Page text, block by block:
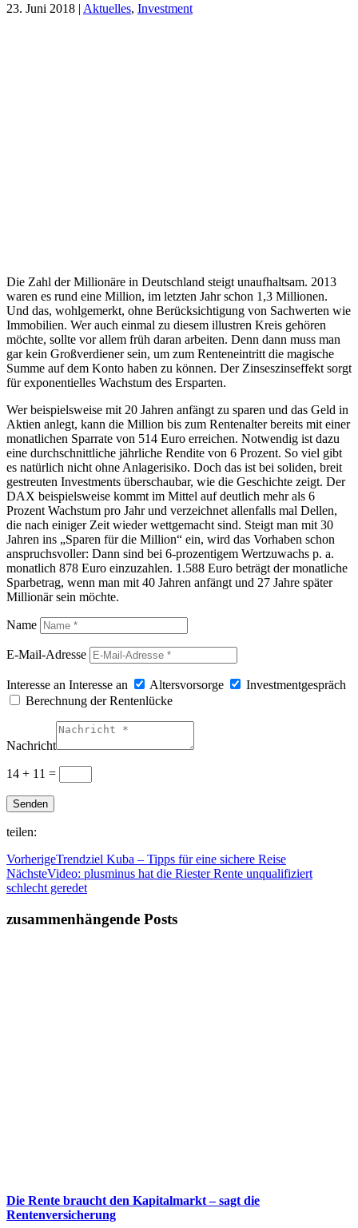
23. Juni 2018 | Aktuelles, Investment
Die Zahl der Millionäre in Deutschland steigt unaufhaltsam. 2013
waren es rund eine Million, im letzten Jahr schon 1,3 Millionen.
Und das, wohlgemerkt, ohne Berücksichtigung von Sachwerten wie
Immobilien. Wer auch einmal zu diesem illustren Kreis gehören
möchte, sollte vor allem früh daran arbeiten. Denn dann muss man
gar kein Großverdiener sein, um zum Renteneintritt die magische
Summe auf dem Konto haben zu können. Der Zinseszinseffekt sorgt
für exponentielles Wachstum des Ersparten.
Wer beispielsweise mit 20 Jahren anfängt zu sparen und das Geld in
Aktien anlegt, kann die Million bis zum Rentenalter bereits mit einer
monatlichen Sparrate von 514 Euro erreichen. Notwendig ist dazu
eine durchschnittliche jährliche Rendite von 6 Prozent. So viel gibt
es natürlich nicht ohne Anlagerisiko. Doch das ist bei soliden, breit
gestreuten Investments überschaubar, wie die Geschichte zeigt. Der
DAX beispielsweise kommt im Mittel auf deutlich mehr als 6
Prozent Wachstum pro Jahr und verzeichnet allenfalls mal Dellen,
die nach einiger Zeit wieder wettgemacht sind. Steigt man mit 30
Jahren ins „Sparen für die Million“ ein, wird das Vorhaben schon
anspruchsvoller: Dann sind bei 6-prozentigem Wertzuwachs p. a.
monatlich 878 Euro einzuzahlen. 1.588 Euro beträgt der monatliche
Sparbetrag, wenn man mit 40 Jahren anfängt und 27 Jahre später
Millionär sein möchte.
Name
E-Mail-Adresse
Interesse an Interesse an Altersvorsorge
Investmentgespräch
Berechnung der Rentenlücke
Nachricht
14 + 11 =
Senden
teilen:
VorherigeTrendziel Kuba – Tipps für eine sichere Reise
NächsteVideo: plusminus hat die Riester Rente unqualifiziert
schlecht geredet
zusammenhängende Posts
Die Rente braucht den Kapitalmarkt – sagt die
Rentenversicherung